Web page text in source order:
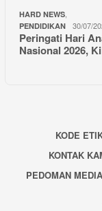
HARD NEWS
PENDIDIKAN 30/07/
Peringati Hari
Nasional 2026,
KODE
KONTAK
PEDOMAN